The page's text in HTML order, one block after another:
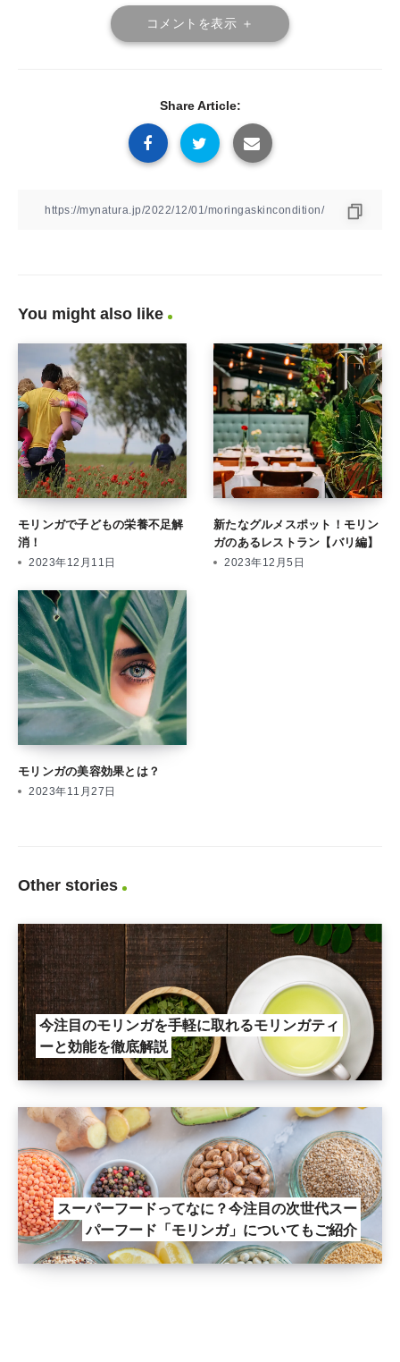
コメントを表示 ＋
Share Article:
You might also like
モリンガで子どもの栄養不足解
消！
2023年12月11日
新たなグルメスポット！モリン
ガのあるレストラン【バリ編】
2023年12月5日
モリンガの美容効果とは？
2023年11月27日
Other stories
今注目のモリンガを手軽に取れるモリンガティ
ーと効能を徹底解説
スーパーフードってなに？今注目の次世代スー
パーフード「モリンガ」についてもご紹介